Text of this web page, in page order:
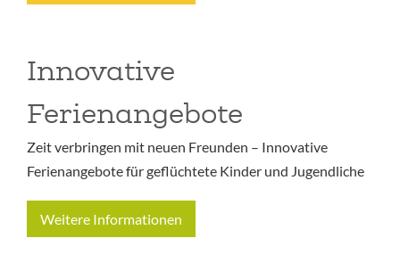
Innovative
Ferienangebote
Zeit verbringen mit neuen Freunden – Innovative
Ferienangebote für geflüchtete Kinder und Jugendliche
Weitere Informationen